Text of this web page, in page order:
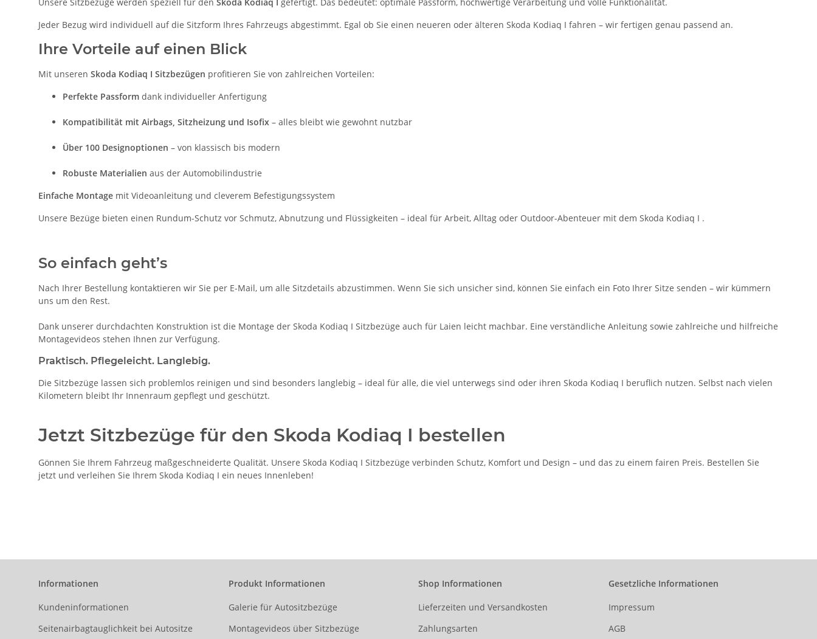
Unsere Sitzbezüge werden speziell für den Skoda Kodiaq I gefertigt. Das bedeutet: optimale Passform, hochwertige Verarbeitung und volle Funktionalität.
Jeder Bezug wird individuell auf die Sitzform Ihres Fahrzeugs abgestimmt. Egal ob Sie einen neueren oder älteren Skoda Kodiaq I fahren – wir fertigen genau passend an.
Ihre Vorteile auf einen Blick
Mit unseren Skoda Kodiaq I Sitzbezügen profitieren Sie von zahlreichen Vorteilen:
Perfekte Passform dank individueller Anfertigung
Kompatibilität mit Airbags, Sitzheizung und Isofix – alles bleibt wie gewohnt nutzbar
Über 100 Designoptionen – von klassisch bis modern
Robuste Materialien aus der Automobilindustrie
Einfache Montage mit Videoanleitung und cleverem Befestigungssystem
Unsere Bezüge bieten einen Rundum-Schutz vor Schmutz, Abnutzung und Flüssigkeiten – ideal für Arbeit, Alltag oder Outdoor-Abenteuer mit dem Skoda Kodiaq I .
So einfach geht’s
Nach Ihrer Bestellung kontaktieren wir Sie per E-Mail, um alle Sitzdetails abzustimmen. Wenn Sie sich unsicher sind, können Sie einfach ein Foto Ihrer Sitze senden – wir kümmern
uns um den Rest.
Dank unserer durchdachten Konstruktion ist die Montage der Skoda Kodiaq I Sitzbezüge auch für Laien leicht machbar. Eine verständliche Anleitung sowie zahlreiche und hilfreiche
Montagevideos stehen Ihnen zur Verfügung.
Praktisch. Pflegeleicht. Langlebig.
Die Sitzbezüge lassen sich problemlos reinigen und sind besonders langlebig – ideal für alle, die viel unterwegs sind oder ihren Skoda Kodiaq I beruflich nutzen. Selbst nach vielen
Kilometern bleibt Ihr Innenraum gepflegt und geschützt.
Jetzt Sitzbezüge für den Skoda Kodiaq I bestellen
Gönnen Sie Ihrem Fahrzeug maßgeschneiderte Qualität. Unsere Skoda Kodiaq I Sitzbezüge verbinden Schutz, Komfort und Design – und das zu einem fairen Preis. Bestellen Sie
jetzt und verleihen Sie Ihrem Skoda Kodiaq I ein neues Innenleben!
Informationen
Kundeninformationen
Seitenairbagtauglichkeit bei Autositze
Produkt Informationen
Galerie für Autositzbezüge
Montagevideos über Sitzbezüge
Shop Informationen
Lieferzeiten und Versandkosten
Zahlungsarten
Gesetzliche Informationen
Impressum
AGB